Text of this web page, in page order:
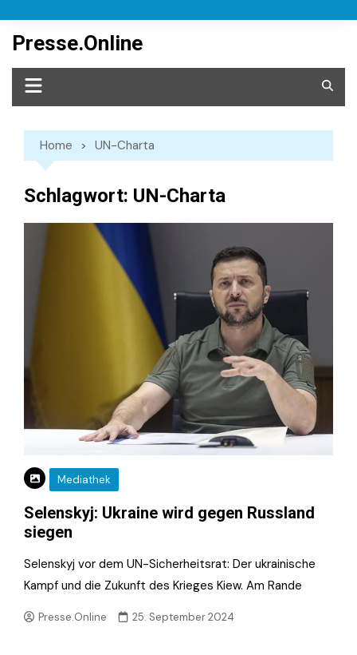
content
Presse.Online
Home UN-Charta
Schlagwort: UN-Charta
Mediathek
Selenskyj: Ukraine wird gegen Russland
siegen
Selenskyj vor dem UN-Sicherheitsrat: Der ukrainische
Kampf und die Zukunft des Krieges Kiew. Am Rande
Presse.Online 25. September 2024